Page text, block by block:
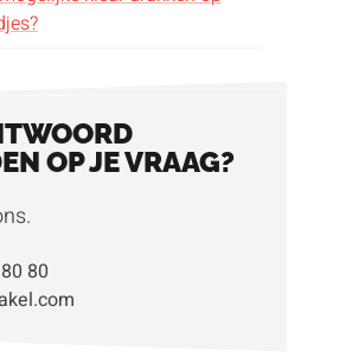
OP JE VRAAG?
80